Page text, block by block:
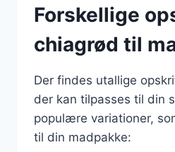
Forskellige
chiagrød til
Der findes utallige
der kan tilpasses til din
populære variationer,
til din madpakke: